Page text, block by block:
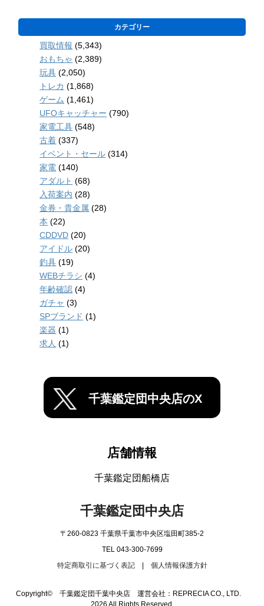
カテゴリー
買取情報 (5,343)
おもちゃ (2,389)
玩具 (2,050)
トレカ (1,868)
ゲーム (1,461)
UFOキャッチャー (790)
家電工具 (548)
古着 (337)
イベント・セール (314)
家電 (140)
アダルト (68)
入荷案内 (28)
金券・貴金属 (28)
本 (22)
CDDVD (20)
アイドル (20)
釣具 (19)
WEBチラシ (4)
年齢確認 (4)
ガチャ (3)
SPブランド (1)
楽器 (1)
求人 (1)
千葉鑑定団中央店のX
店舗情報
千葉鑑定団船橋店
千葉鑑定団中央店
〒260-0823 千葉県千葉市中央区塩田町385-2
TEL 043-300-7699
特定商取引に基づく表記| 個人情報保護方針
Copyright© 千葉鑑定団千葉中央店 運営会社：REPRECIA CO., LTD.
2026 All Rights Reserved.